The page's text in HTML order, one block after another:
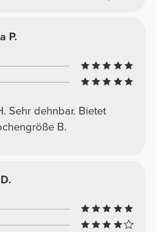
P.
Sehr dehnbar. Bietet
B.